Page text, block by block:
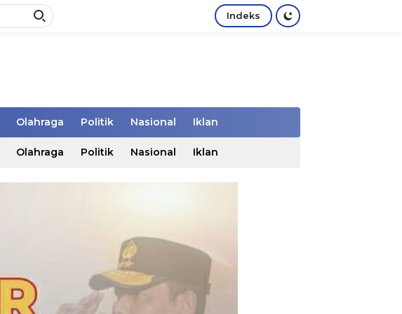
Indeks
Olahraga Politik Nasional Iklan
Olahraga Politik Nasional Iklan